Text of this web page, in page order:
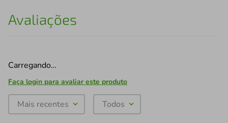
Avaliações
Carregando…
Faça login para avaliar este produto
Mais recentes Todos